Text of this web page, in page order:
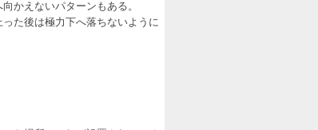
かえないパターンもある。
た後は極力下へ落ちないように